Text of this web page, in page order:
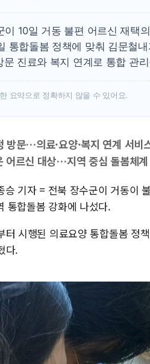
이 10일 거동 불편 어르신 재택
통합돌봄 정책에 맞춰 김문철
문 진료와 복지 연계로 통합 관
요약으로 정확하지 않을 수 있어요.
방문…의료·요양·복지 연계 서비
어르신 대상…지역 중심 돌봄체
기자 = 전북 장수군이 거동이
통합돌봄 강화에 나섰다.
터 시행된 의료요양 통합돌봄 정
다.